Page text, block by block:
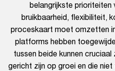
belangrijkste prioriteiten
bruikbaarheid, flexibiliteit,
proceskaart moet omzetten
platforms hebben
tussen beide kunnen
gericht zijn op groei en die